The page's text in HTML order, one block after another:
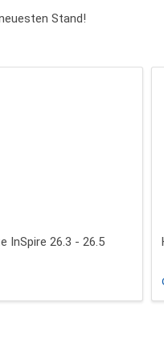
Stand!
InSpire 26.3 - 26.5
über What's New - Mindbreeze